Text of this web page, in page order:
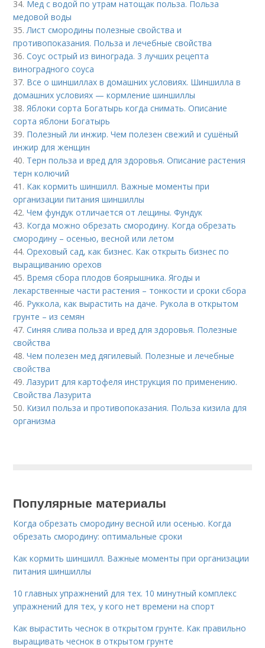
34. Мед с водой по утрам натощак польза. Польза
медовой воды
35.Лист смородины полезные свойства и
противопоказания. Польза и лечебные свойства
36.Соус острый из винограда. 3 лучших рецепта
виноградного соуса
37. Все о шиншиллах в домашних условиях. Шиншилла в
домашних условиях — кормление шиншиллы
38.Яблоки сорта Богатырь когда снимать. Описание
сорта яблони Богатырь
39. Полезный ли инжир. Чем полезен свежий и сушёный
инжир для женщин
40. Терн польза и вред для здоровья. Описание растения
терн колючий
41. Как кормить шиншилл. Важные моменты при
организации питания шиншиллы
42.Чем фундук отличается от лещины. Фундук
43. Когда можно обрезать смородину. Когда обрезать
смородину – осенью, весной или летом
44.Ореховый сад, как бизнес. Как открыть бизнес по
выращиванию орехов
45. Время сбора плодов боярышника. Ягоды и
лекарственные части растения – тонкости и сроки сбора
46. Руккола, как вырастить на даче. Рукола в открытом
грунте – из семян
47.Синяя слива польза и вред для здоровья. Полезные
свойства
48.Чем полезен мед дягилевый. Полезные и лечебные
свойства
49.Лазурит для картофеля инструкция по применению.
Свойства Лазурита
50. Кизил польза и противопоказания. Польза кизила для
организма
Популярные материалы
Когда обрезать смородину весной или осенью. Когда
обрезать смородину: оптимальные сроки
Как кормить шиншилл. Важные моменты при организации
питания шиншиллы
10 главных упражнений для тех. 10 минутный комплекс
упражнений для тех, у кого нет времени на спорт
Как вырастить чеснок в открытом грунте. Как правильно
выращивать чеснок в открытом грунте